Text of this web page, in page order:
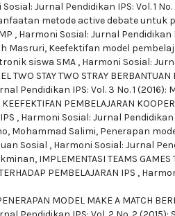
Jurnal Pendidikan IPS: Vol. 1
metode active debate
, Harmoni Sosial: Jurnal Pendidikan
Masruri, Keefektifan model
siswa SMA , Harmoni Sosial:
TWO STAY TWO STRAY
Pendidikan IPS: Vol. 3 No. 1 (2016):
KEEFEKTIFAN PEMBELAJARAN
, Harmoni Sosial: Jurnal Pendidikan
Mohammad Salimi, Penerapan
Sosial , Harmoni Sosial: Jurnal
IMPLEMENTASI TEAMS
PEMBELAJARAN IPS ,
MODEL MAKE A MATCH